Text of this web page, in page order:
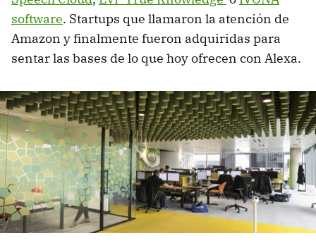
software. Startups que llamaron la atención de
Amazon y finalmente fueron adquiridas para
sentar las bases de lo que hoy ofrecen con Alexa.